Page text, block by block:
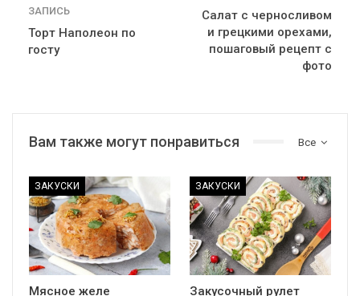
ЗАПИСЬ
Торт Наполеон по
госту
Салат с черносливом
и грецкими орехами,
пошаговый рецепт с
фото
Все
Вам также могут понравиться
ЗАКУСКИ
Мясное желе
ЗАКУСКИ
Закусочный рулет